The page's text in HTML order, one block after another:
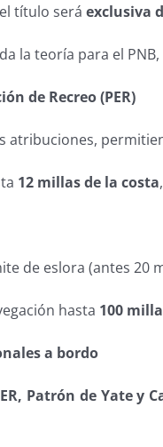
título será exclusiva
la teoría para el PNB,
de Recreo (PER)
atribuciones,
12 millas de la costa
de eslora (antes 20
hasta 100
a bordo
Patrón de Yate y